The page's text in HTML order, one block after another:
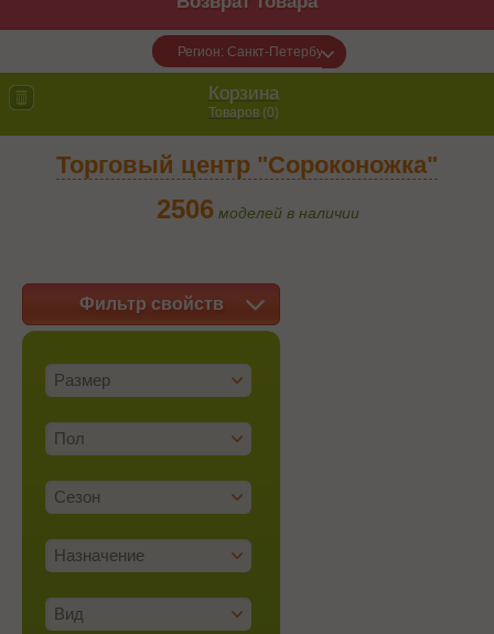
Регион: Санкт-Петербург
Корзина
Товаров (0)
Торговый центр "Сороконожка"
2506 моделей в наличии
Фильтр свойств
Размер
Пол
Сезон
Назначение
Вид